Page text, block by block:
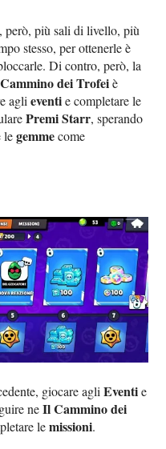
però, più sali di livello, più
stesso, per ottenerle è
Di contro, però, la
dei Trofeiè
aglieventie completare le
Premi Starr, sperando
legemmecome
giocare agliEventie
neIl Cammino dei
lemissioni.